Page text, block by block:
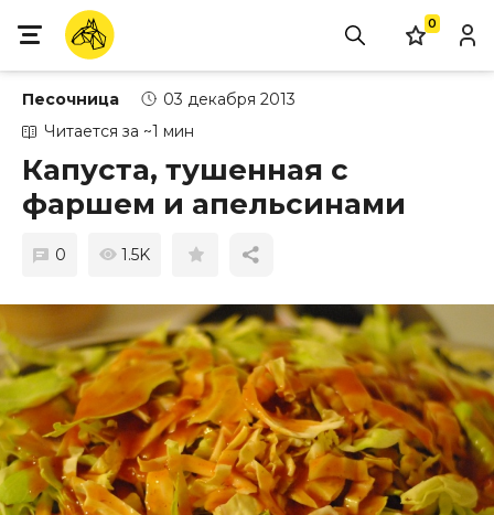
0
Песочница
03 декабря 2013
Читается за ~1 мин
Капуста, тушенная с
фаршем и апельсинами
0 1.5K